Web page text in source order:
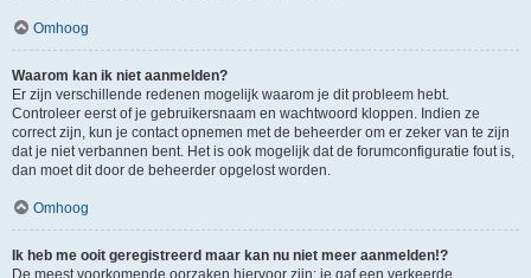
Omhoog
Waarom kan ik niet aanmelden?
Er zijn verschillende redenen mogelijk waarom je dit probleem hebt.
Controleer eerst of je gebruikersnaam en wachtwoord kloppen. Indien ze
correct zijn, kun je contact opnemen met de beheerder om er zeker van te zijn
dat je niet verbannen bent. Het is ook mogelijk dat de forumconfiguratie fout is,
dan moet dit door de beheerder opgelost worden.
Omhoog
Ik heb me ooit geregistreerd maar kan nu niet meer aanmelden!?
De meest voorkomende oorzaken hiervoor zijn: je gaf een verkeerde